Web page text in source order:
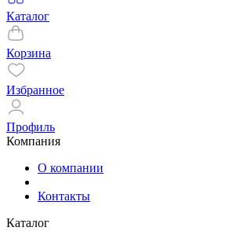
Каталог
Корзина
Избранное
Профиль
Компания
О компании
Контакты
Каталог